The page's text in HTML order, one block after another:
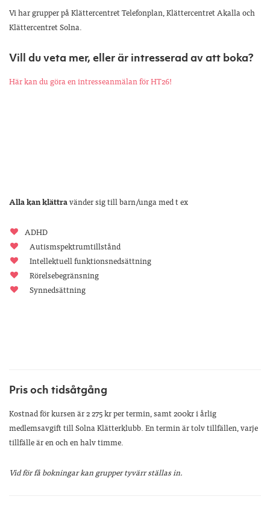
Vi har grupper på Klättercentret Telefonplan, Klättercentret Akalla och
Klättercentret Solna.
Vill du veta mer, eller är intresserad av att boka?
Här kan du göra en intresseanmälan för HT26!
Alla kan klättravänder sig till barn/unga med t ex
ADHD
Autismspektrumtillstånd
Intellektuell funktionsnedsättning
Rörelsebegränsning
Synnedsättning
Pris och tidsåtgång
Kostnad för kursen är 2 275 kr per termin, samt 200kr i årlig
medlemsavgift till Solna Klätterklubb. En termin är tolv tillfällen, varje
tillfälle är en och en halv timme.
Vid för få bokningar kan grupper tyvärr ställas in.